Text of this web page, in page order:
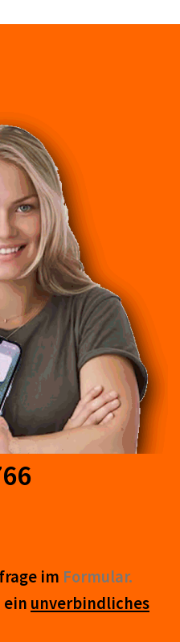
im Form­ular.
ein un­ver­bind­lich­es